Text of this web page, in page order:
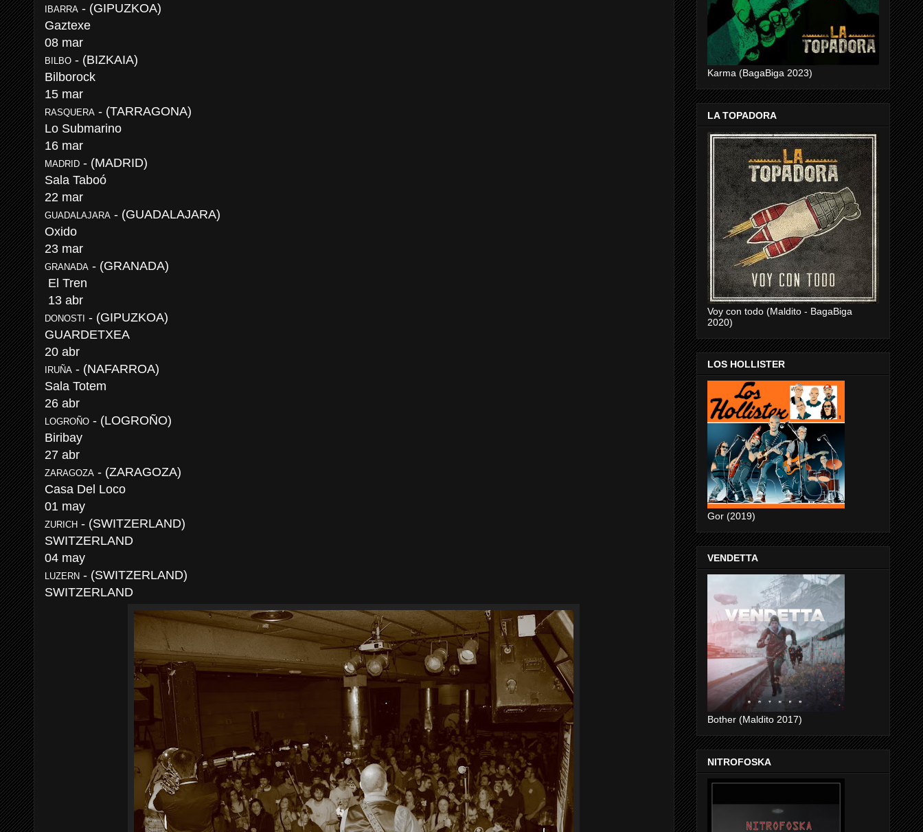
IBARRA- (GIPUZKOA)
Gaztexe
08 mar
BILBO- (BIZKAIA)
Bilborock
15 mar
RASQUERA- (TARRAGONA)
Lo Submarino
16 mar
MADRID- (MADRID)
Sala Taboó
22 mar
GUADALAJARA- (GUADALAJARA)
Oxido
23 mar
GRANADA- (GRANADA)
El Tren
13 abr
DONOSTI - (GIPUZKOA)
GUARDETXEA
20 abr
IRUÑA- (NAFARROA)
Sala Totem
26 abr
LOGROÑO- (LOGROÑO)
Biribay
27 abr
ZARAGOZA- (ZARAGOZA)
Casa Del Loco
01 may
ZURICH- (SWITZERLAND)
SWITZERLAND
04 may
LUZERN- (SWITZERLAND)
SWITZERLAND
Karma (BagaBiga 2023)
LA TOPADORA
Voy con todo (Maldito - BagaBiga
2020)
LOS HOLLISTER
Gor (2019)
VENDETTA
Bother (Maldito 2017)
NITROFOSKA